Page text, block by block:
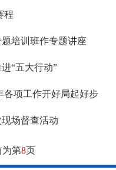
程
培训班作专题讲座
“五大行动”
各项工作开好局起好步
场督查活动
为第8页